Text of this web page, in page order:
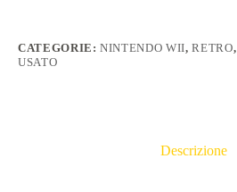
CATEGORIE:NINTENDO WII,RETRO,
USATO
Descrizione